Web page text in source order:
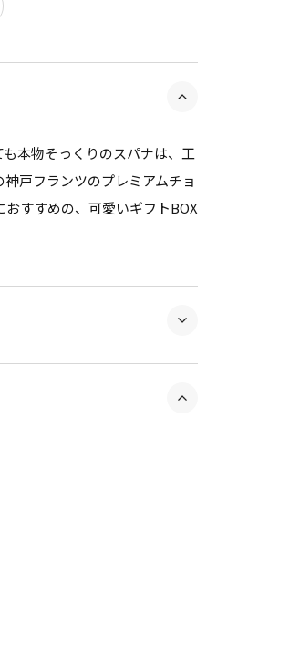
本物そっくりのスパナは、工
戸フランツのプレミアムチョ
すすめの、可愛いギフトBOX